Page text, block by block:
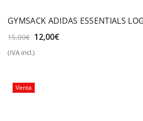
GYMSACK ADIDAS ESSENTIALS
15,00€ El
original
12,00€El
(IVA incl.)
Venta